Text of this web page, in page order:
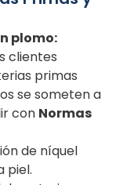
plomo:
clientes
primas
se someten a
con Normas
de níquel
piel.